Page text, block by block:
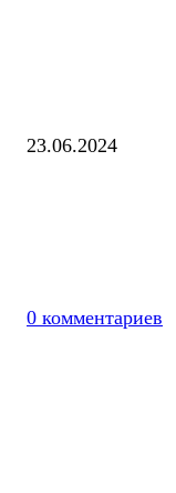
23.06.2024
0 комментариев